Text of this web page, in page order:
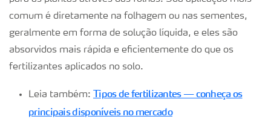
comum é diretamente na folhagem ou nas sementes,
geralmente em forma de solução líquida, e eles são
absorvidos mais rápida e eficientemente do que os
fertilizantes aplicados no solo.
Leia também: Tipos de fertilizantes — conheça os
principais disponíveis no mercado